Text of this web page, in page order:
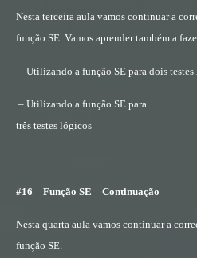
Nesta terceira aula vamos continuar a
função SE. Vamos aprender também a
– Utilizando a função SE para dois
– Utilizando a função SE para
três testes lógicos
#16 – Função SE – Continuação
Nesta quarta aula vamos continuar a
função SE.